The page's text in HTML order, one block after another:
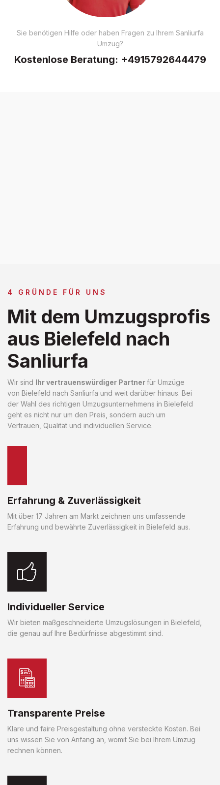
Sie benötigen Hilfe oder haben Fragen zu Ihrem Sanliurfa
Umzug?
Kostenlose Beratung: +4915792644479
4 GRÜNDE FÜR UNS
Mit dem Umzugsprofis
aus Bielefeld nach
Sanliurfa
Wir sind Ihr vertrauenswürdiger Partnerfür Umzüge
von Bielefeld nach Sanliurfa und weit darüber hinaus. Bei
der Wahl des richtigen Umzugsunternehmens in Bielefeld
geht es nicht nur um den Preis, sondern auch um
Vertrauen, Qualität und individuellen Service.
Erfahrung & Zuverlässigkeit
Mit über 17 Jahren am Markt zeichnen uns umfassende
Erfahrung und bewährte Zuverlässigkeit in Bielefeld aus.
Individueller Service
Wir bieten maßgeschneiderte Umzugslösungen in Bielefeld,
die genau auf Ihre Bedürfnisse abgestimmt sind.
Transparente Preise
Klare und faire Preisgestaltung ohne versteckte Kosten. Bei
uns wissen Sie von Anfang an, womit Sie bei Ihrem Umzug
rechnen können.